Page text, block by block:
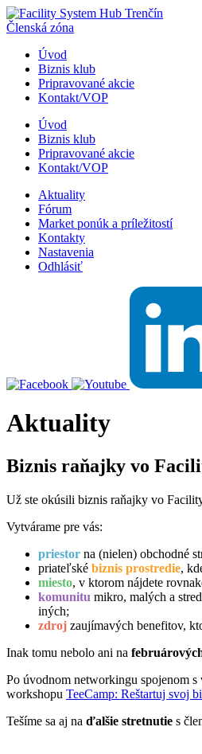
Členská zóna
Úvod
Biznis klub
Pripravované akcie
Kontakt/VOP
Úvod
Biznis klub
Pripravované akcie
Kontakt/VOP
Aktuality
Fórum
Market ponúk a príležitostí
Kontakty
Nastavenia
Odhlásiť
Aktuality
Biznis raňajky vo
Už ste okúsili biznis raňajky vo
Vytvárame pre vás:
priestor na (nielen) obchodné
priateľské biznis prostredie,
miesto, v ktorom nájdete
komunitu mikro, malých a
iných;
zdroj zaujímavých benefitov,
Inak tomu nebolo ani na
Po úvodnom networkingu spojenom
workshopu TeeCamp: Reštartuj svoj
Tešíme sa aj na ďalšie stretnutie s